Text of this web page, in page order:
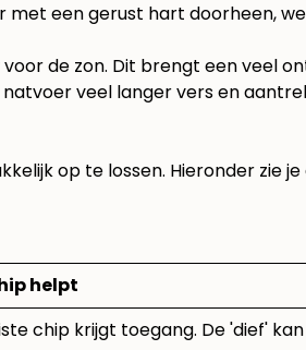
een gerust hart doorheen,
de zon. Dit brengt een veel
veel langer vers en
op te lossen. Hieronder zie
helpt
chip krijgt toegang. De 'dief'